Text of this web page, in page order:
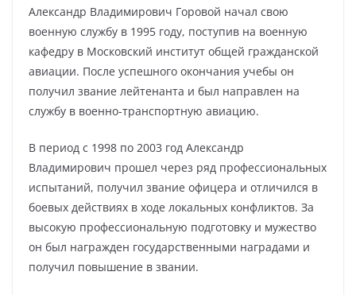
Александр Владимирович Горовой начал свою
военную службу в 1995 году, поступив на военную
кафедру в Московский институт общей гражданской
авиации. После успешного окончания учебы он
получил звание лейтенанта и был направлен на
службу в военно-транспортную авиацию.
В период с 1998 по 2003 год Александр
Владимирович прошел через ряд профессиональных
испытаний, получил звание офицера и отличился в
боевых действиях в ходе локальных конфликтов. За
высокую профессиональную подготовку и мужество
он был награжден государственными наградами и
получил повышение в звании.